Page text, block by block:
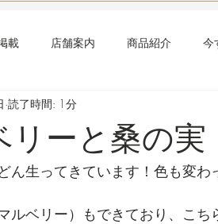
載 店舗案内 商品紹介 今
リーと桑の実
読了時間: 1分
ん生ってきています！色も変
ルベリー）もできており、こ